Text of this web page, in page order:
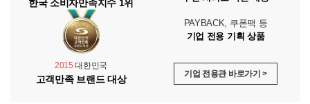
한국 소비자만족지수 1위
2015 대한민국
고객만족 브랜드 대상
PAYBACK, 쿠폰팩 등
기업 전용 기획 상품
기업 전용관 바로가기 >